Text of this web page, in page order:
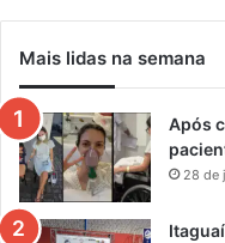
Mais lidas na semana
Após
28 de